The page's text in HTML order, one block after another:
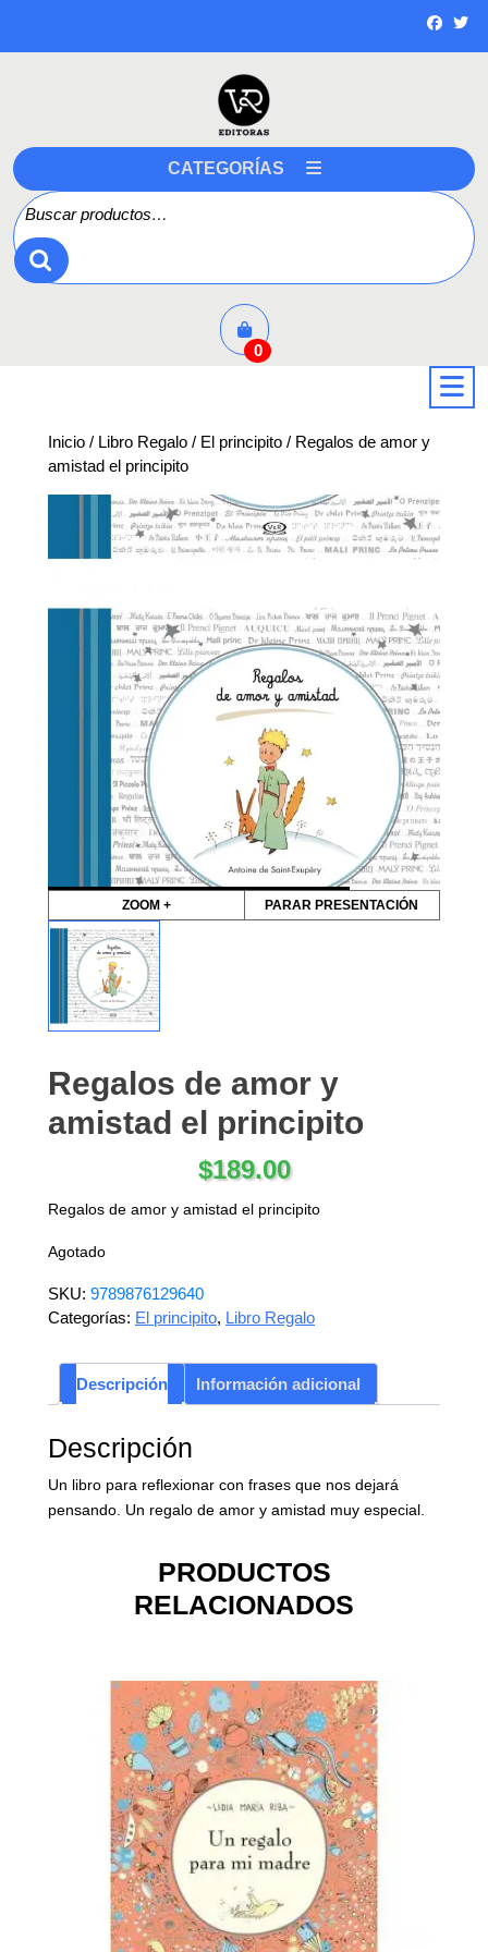
contenido
CATEGORÍAS
Buscar por:
0
Inicio / Libro Regalo / El principito / Regalos de amor y
amistad el principito
ZOOM + PARAR PRESENTACIÓN
Regalos de amor y
amistad el principito
$189.00
Regalos de amor y amistad el principito
Agotado
SKU: 9789876129640
Categorías: El principito, Libro Regalo
Descripción Información adicional
Descripción
Un libro para reflexionar con frases que nos dejará
pensando. Un regalo de amor y amistad muy especial.
PRODUCTOS
RELACIONADOS